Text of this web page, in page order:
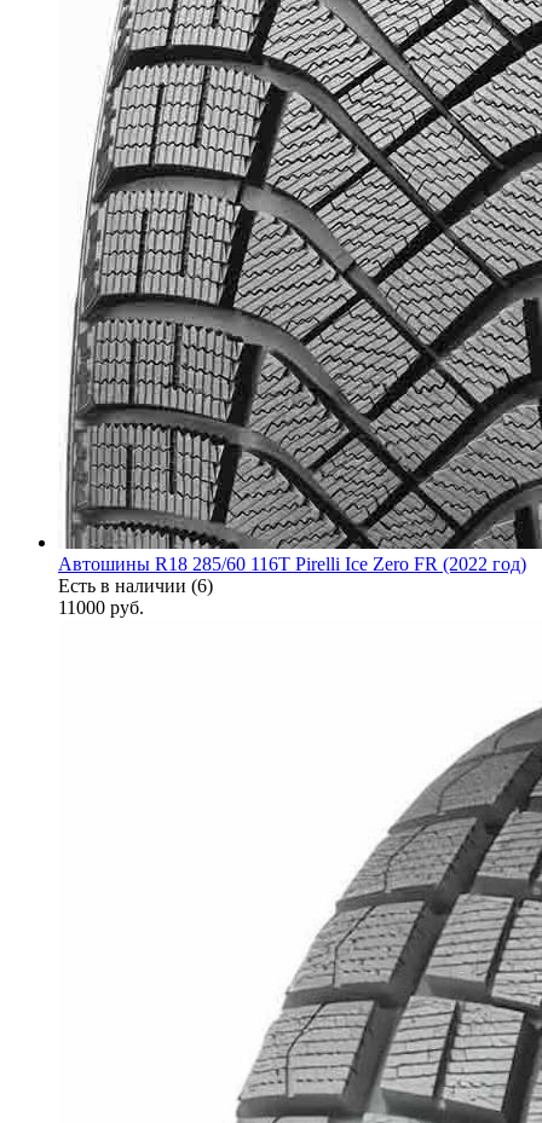
Автошины R18 285/60 116T Pirelli Ice Zero FR (2022 год)
Есть в наличии (6)
11000 руб.